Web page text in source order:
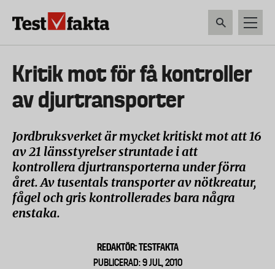
Huvudmeny
ny
LIVSMEDEL
Kritik mot för få kontroller
av djurtransporter
Jordbruksverket är mycket kritiskt mot att 16
av 21 länsstyrelser struntade i att
kontrollera djurtransporterna under förra
året. Av tusentals transporter av nötkreatur,
fågel och gris kontrollerades bara några
enstaka.
REDAKTÖR: TESTFAKTA
PUBLICERAD: 9 JUL, 2010